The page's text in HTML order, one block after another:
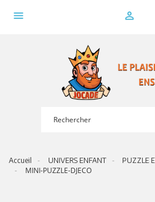
menu person_outline
Accueil UNIVERS ENFANT PUZZLE
MINI-PUZZLE-DJECO